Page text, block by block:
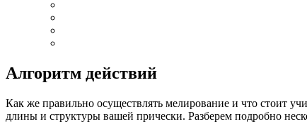
Алгоритм действий
Как же правильно осуществлять мелирование и что стоит
длины и структуры вашей прически. Разберем подробно